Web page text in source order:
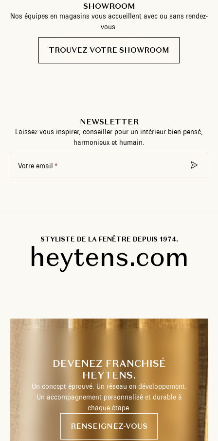
SHOWROOM
Nos équipes en magasins vous accueillent avec ou sans rendez-
vous.
TROUVEZ VOTRE SHOWROOM
NEWSLETTER
Laissez-vous inspirer, conseiller pour un intérieur bien pensé,
harmonieux et humain.
Votre email
STYLISTE DE LA FENÊTRE DEPUIS 1974.
heytens.com
DEVENEZ FRANCHISÉ
HEYTENS.
Un concept éprouvé. Un réseau en développement.
Un accompagnement personnalisé et durable à
chaque étape.
RENSEIGNEZ-VOUS